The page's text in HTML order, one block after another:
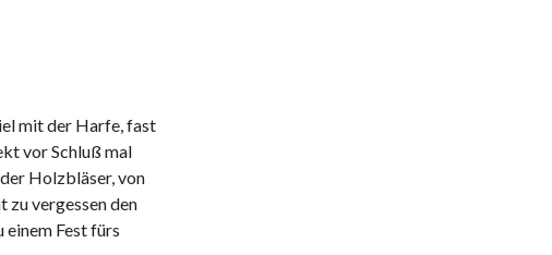
mit der Harfe, fast
vor Schluß mal
Holzbläser, von
zu vergessen den
Fest fürs